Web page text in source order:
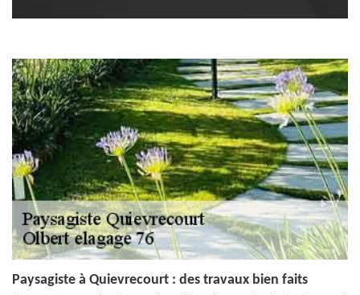
Paysagiste à Quievrecourt : des travaux bien faits